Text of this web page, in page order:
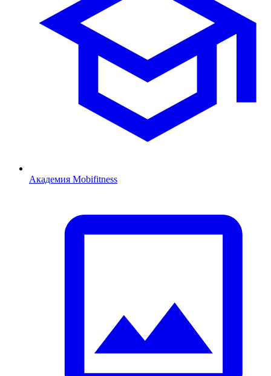
Академия Mobifitness